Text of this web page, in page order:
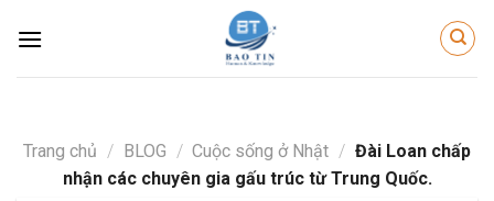
Trang chủ / BLOG / Cuộc sống ở Nhật / Đài Loan chấp
nhận các chuyên gia gấu trúc từ Trung Quốc.